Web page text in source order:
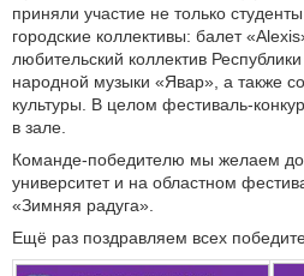
приняли участие не только
городские коллективы: балет
любительский коллектив
народной музыки «Явар», а также
культуры. В целом фестиваль-
в зале.
Команде-победителю мы желаем
университет и на областном
«Зимняя радуга».
Ещё раз поздравляем всех